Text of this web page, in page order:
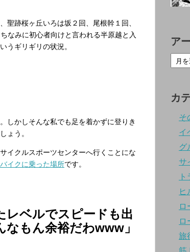
跡桜ヶ丘いろは坂２回、尾根幹１回、
なみに初心者向けと言われる半原越と入
うギリギリの状況。
しかしそんな私でも足を着かずに登りき
ょう。
イクルスポーツセンターへ行くことにな
イクに乗った場所です。
レベルでスピードも出
もん余裕だわwww」
ア
カ
そ
イ
グ
サ
ヒ
ロ
ロ
旅